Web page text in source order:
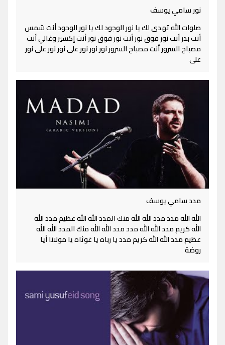
نور سامي يوسف
صلوات الله تهدى لك يا نور الوجود لك يا نور الوجود أنت شمس
أنت بدر أنت نور فوق نور أنت نور فوق نور أنت إكسير وغالي أنت
مصباح السرور أنت مصباح السرور نور نور نور على نور نور على نور
على
مدد سامي يوسف
الله الله مدد مدد الله الله منك المدد الله الله عظيم مدد الله
الله كريم مدد الله الله مدد مدد الله الله منك المدد الله الله
عظيم مدد الله الله كريم مدد يا رباه يا غوثاه يا مولانا أيا
روضة